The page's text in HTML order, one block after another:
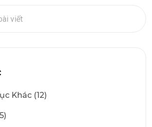
Khác (12)